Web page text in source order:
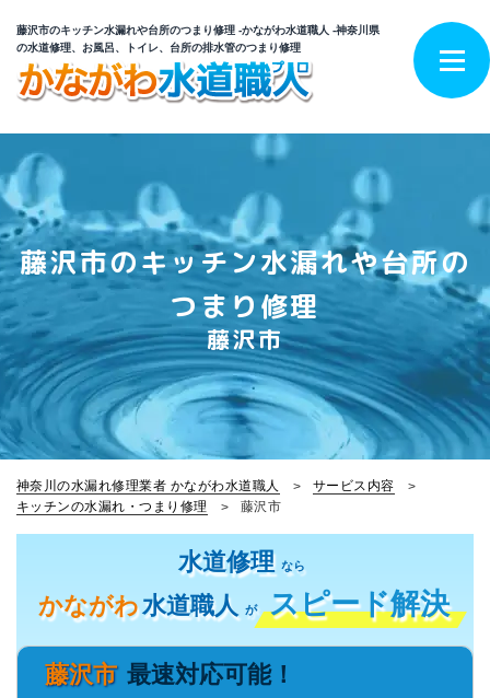
藤沢市のキッチン水漏れや台所のつまり修理 -かながわ水道職人 -神奈川県
の水道修理、お風呂、トイレ、台所の排水管のつまり修理
藤沢市のキッチン水漏れや台所の
つまり修理
藤沢市
神奈川の水漏れ修理業者 かながわ水道職人
サービス内容
キッチンの水漏れ・つまり修理
藤沢市
水道修理 なら
かながわ水道職人 が スピード解決
藤沢市 最速対応可能！